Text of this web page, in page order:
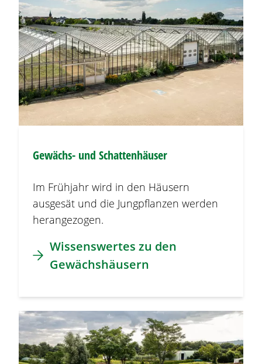
Gewächs- und Schattenhäuser
Im Frühjahr wird in den Häusern
ausgesät und die Jungpflanzen werden
herangezogen.
Wissenswertes zu den
Gewächshäusern